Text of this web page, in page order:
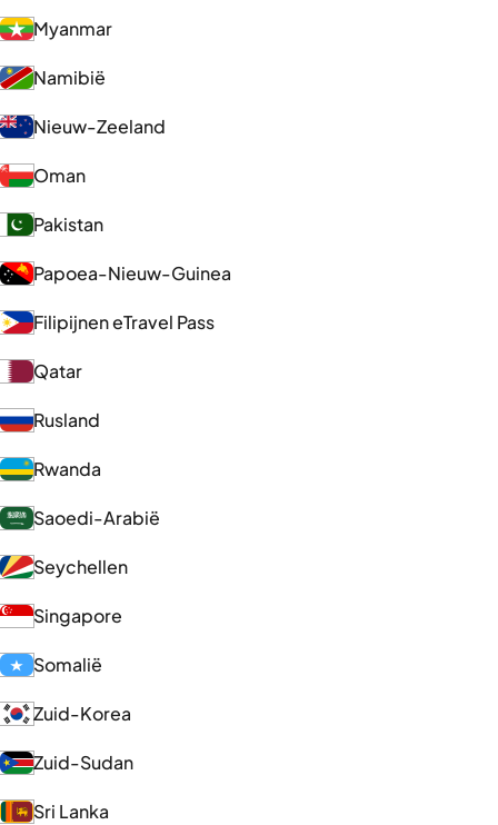
Myanmar
Namibië
Nieuw-Zeeland
Oman
Pakistan
Papoea-Nieuw-Guinea
Filipijnen eTravel Pass
Qatar
Rusland
Rwanda
Saoedi-Arabië
Seychellen
Singapore
Somalië
Zuid-Korea
Zuid-Sudan
Sri Lanka